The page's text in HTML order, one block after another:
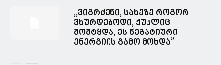
,,ვიგრძენი, სახეზე როგორ
ვხურდებოდი, ქუსლიც
მომტყდა, ეს ნეგატიური
ენერგიის გამო მოხდა”